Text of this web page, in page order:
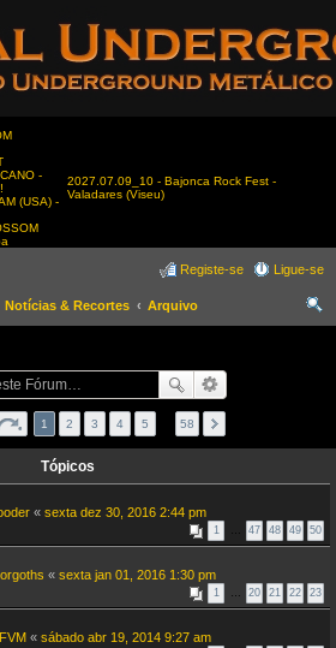
-
(USA) -
2027.07.09_10 - Bajonca Rock Fest -
Valadares (Viseu)
Ligue-se
Registe-se
Notícias & Recortes
Arquivo
1 2 3 4 5 58
Tópicos
« sexta dez 30, 2016 2:44 pm
1 … 47 48 49 50
« sexta jan 01, 2016 1:30 pm
1 … 20 21 22 23
« sábado abr 19, 2014 9:27 am